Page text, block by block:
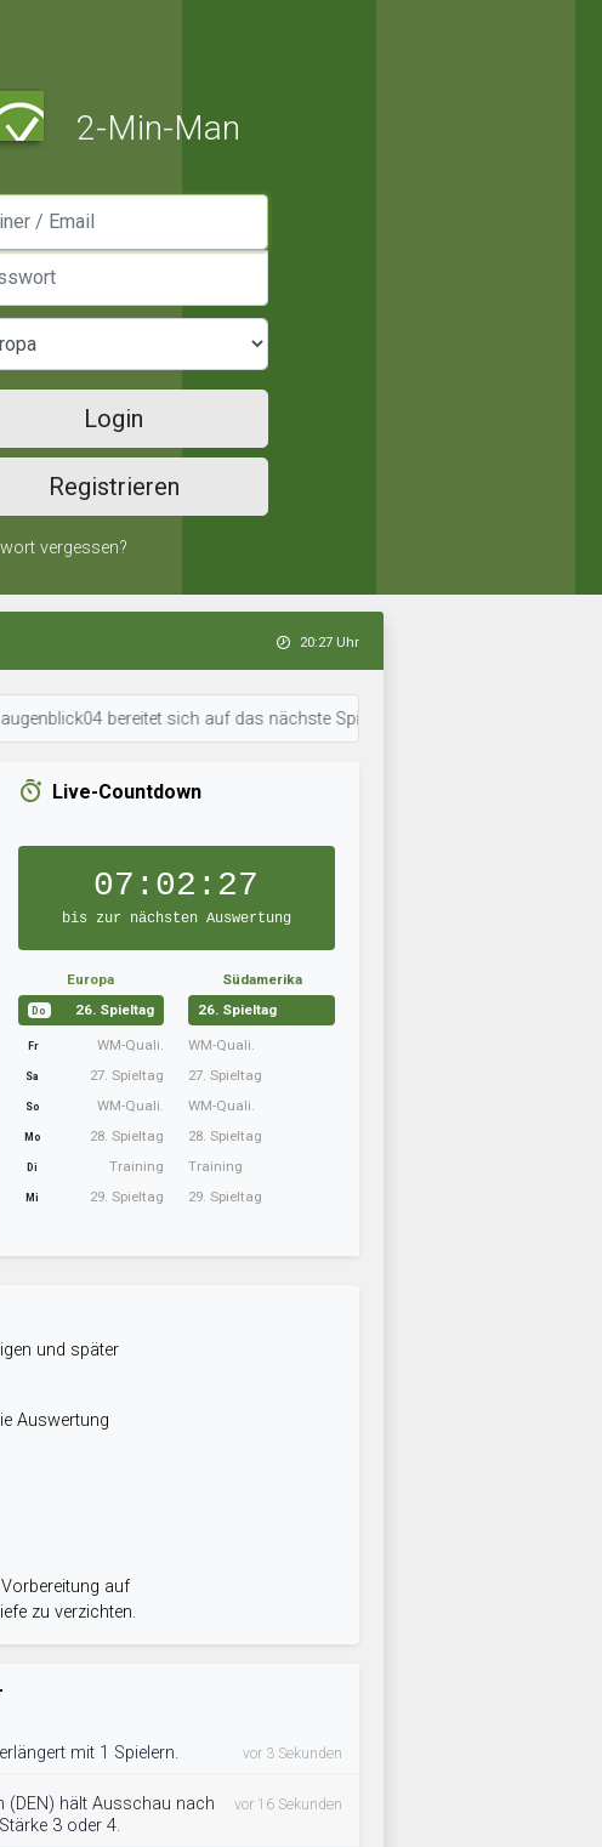
2-Min-Man
Login
Registrieren
vergessen?
20:27 Uhr
bereitet sich auf das nächste Spiel vor. • 20:25 Uhr: Nachwuchsteam
Live-Countdown
07:02:26
bis zur nächsten Auswertung
Europa
Do 26. Spieltag
Fr WM-Quali.
Sa 27. Spieltag
So WM-Quali.
Mo 28. Spieltag
Di Training
Mi 29. Spieltag
Südamerika
26. Spieltag
WM-Quali.
27. Spieltag
WM-Quali.
28. Spieltag
Training
29. Spieltag
und später
Auswertung
auf
zu verzichten.
mit 1 Spielern. vor 3 Sekunden
(DEN) hält Ausschau nach
3 oder 4.
vor 16 Sekunden